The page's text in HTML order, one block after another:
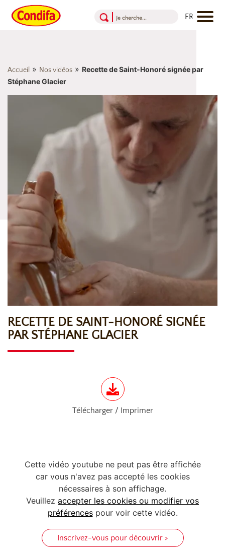
Accueil » Nos vidéos » Recette de Saint-Honoré signée par
Stéphane Glacier
RECETTE DE SAINT-HONORÉ SIGNÉE
PAR STÉPHANE GLACIER
Télécharger / Imprimer
Cette vidéo youtube ne peut pas être affichée
car vous n'avez pas accepté les cookies
nécessaires à son affichage.
Veuillez accepter les cookies ou modifier vos
préférencespour voir cette vidéo.
Inscrivez-vous pour découvrir >